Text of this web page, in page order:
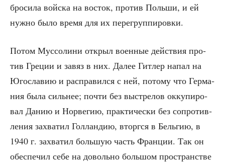
бро­си­ла вой­ска на восток, про­тив Поль­ши, и ей
нуж­но было вре­мя для их перегруппировки.
Потом Мус­со­ли­ни открыл воен­ные дей­ствия про­
тив Гре­ции и завяз в них. Далее Гит­лер напал на
Юго­сла­вию и рас­пра­вил­ся с ней, пото­му что Гер­ма­
ния была силь­нее; почти без выстре­лов окку­пи­ро­
вал Данию и Нор­ве­гию, прак­ти­че­ски без сопро­тив­
ле­ния захва­тил Гол­лан­дию, вторг­ся в Бель­гию, в
1940 г. захва­тил боль­шую часть Фран­ции. Так он
обес­пе­чил себе на доволь­но боль­шом про­стран­стве